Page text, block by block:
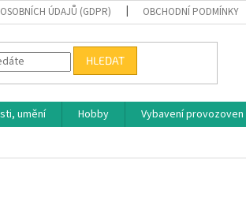
ÚDAJŮ (GDPR) OBCHODNÍ PODMÍNKY
HLEDAT
umění Hobby Vybavení provozoven